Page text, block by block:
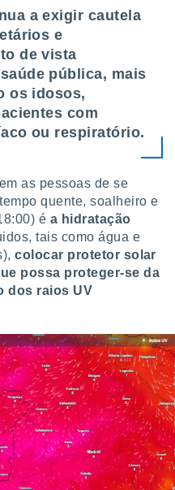
a exigir cautela
e
de vista
pública, mais
os idosos,
com
ou respiratório.
as pessoas de se
quente, soalheiro e
é a hidratação
tais como água e
colocar protetor solar
possa proteger-se da
dos raios UV